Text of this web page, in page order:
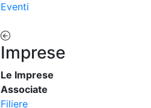
Eventi
Imprese
Le Imprese
Associate
Filiere